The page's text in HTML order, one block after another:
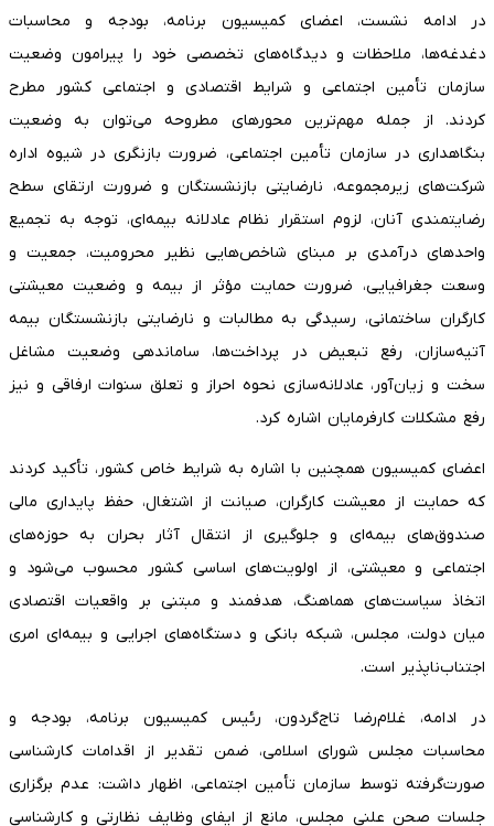
در ادامه نشست، اعضای کمیسیون برنامه، بودجه و محاسبات
دغدغه‌ها، ملاحظات و دیدگاه‌های تخصصی خود را پیرامون وضعیت
سازمان تأمین اجتماعی و شرایط اقتصادی و اجتماعی کشور مطرح
کردند. از جمله مهم‌ترین محورهای مطروحه می‌توان به وضعیت
بنگاهداری در سازمان تأمین اجتماعی، ضرورت بازنگری در شیوه اداره
شرکت‌های زیرمجموعه، نارضایتی بازنشستگان و ضرورت ارتقای سطح
رضایتمندی آنان، لزوم استقرار نظام عادلانه بیمه‌ای، توجه به تجمیع
واحدهای درآمدی بر مبنای شاخص‌هایی نظیر محرومیت، جمعیت و
وسعت جغرافیایی، ضرورت حمایت مؤثر از بیمه و وضعیت معیشتی
کارگران ساختمانی، رسیدگی به مطالبات و نارضایتی بازنشستگان بیمه
آتیه‌سازان، رفع تبعیض در پرداخت‌ها، ساماندهی وضعیت مشاغل
سخت و زیان‌آور، عادلانه‌سازی نحوه احراز و تعلق سنوات ارفاقی و نیز
رفع مشکلات کارفرمایان اشاره کرد.
اعضای کمیسیون همچنین با اشاره به شرایط خاص کشور، تأکید کردند
که حمایت از معیشت کارگران، صیانت از اشتغال، حفظ پایداری مالی
صندوق‌های بیمه‌ای و جلوگیری از انتقال آثار بحران به حوزه‌های
اجتماعی و معیشتی، از اولویت‌های اساسی کشور محسوب می‌شود و
اتخاذ سیاست‌های هماهنگ، هدفمند و مبتنی بر واقعیات اقتصادی
میان دولت، مجلس، شبکه بانکی و دستگاه‌های اجرایی و بیمه‌ای امری
اجتناب‌ناپذیر است.
در ادامه، غلام‌رضا تاج‌گردون، رئیس کمیسیون برنامه، بودجه و
محاسبات مجلس شورای اسلامی، ضمن تقدیر از اقدامات کارشناسی
صورت‌گرفته توسط سازمان تأمین اجتماعی، اظهار داشت: عدم برگزاری
جلسات صحن علنی مجلس، مانع از ایفای وظایف نظارتی و کارشناسی